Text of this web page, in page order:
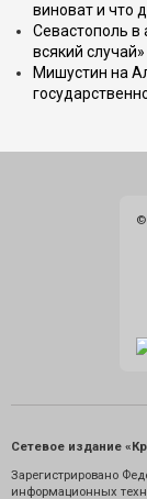
виноват и что
Севастополь в
всякий случай»
Мишустин на
©
Сетевое издание
Зарегистрировано
информационных